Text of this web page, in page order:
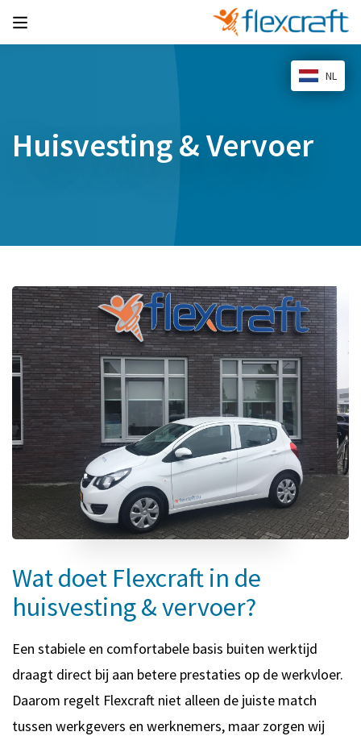
Huisvesting & Vervoer
Wat doet Flexcraft in de
huisvesting & vervoer?
Een stabiele en comfortabele basis buiten werktijd
draagt direct bij aan betere prestaties op de werkvloer.
Daarom regelt Flexcraft niet alleen de juiste match
tussen werkgevers en werknemers, maar zorgen wij
NL